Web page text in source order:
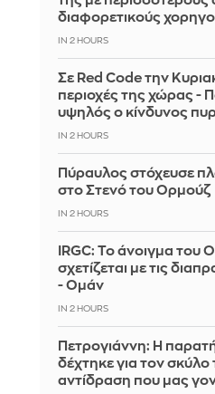
διαφορετικούς
IN 2 HOURS
Σε Red Code την
περιοχές της χώρας -
υψηλός ο κίνδυνος
IN 2 HOURS
Πύραυλος στόχευσε
στο Στενό του Ορμούζ
IN 2 HOURS
IRGC: Το άνοιγμα του
σχετίζεται με τις
- Ομάν
IN 2 HOURS
Πετρογιάννη: Η
δέχτηκε για τον σκύλο
αντίδραση που μας